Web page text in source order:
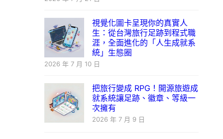
視覺化圖卡呈現你的真實人
生：從台灣旅行足跡到程式職
涯，全面進化的「人生成就系
統」生態圈
2026 年 7 月 10 日
把旅行變成 RPG！開源旅遊成
就系統讓足跡、徽章、等級一
次擁有
2026 年 7 月 9 日